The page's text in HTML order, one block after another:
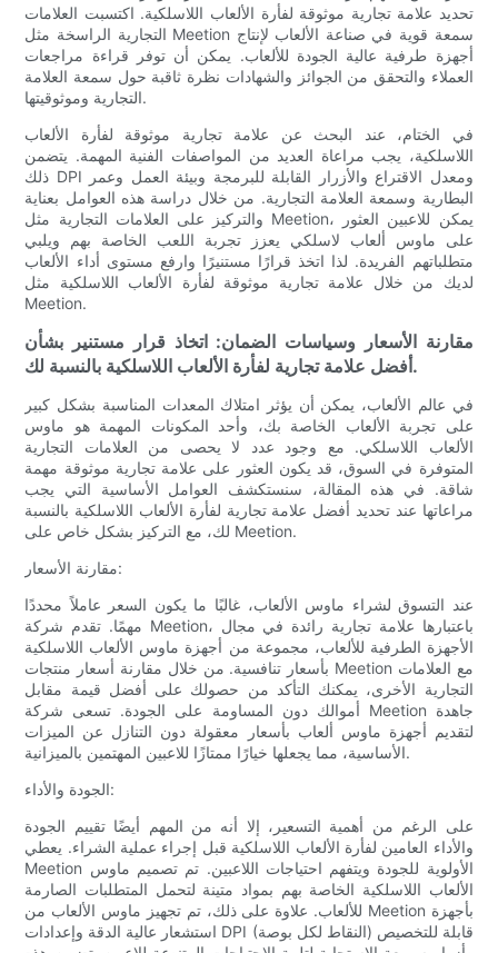
تحديد علامة تجارية موثوقة لفأرة الألعاب اللاسلكية. اكتسبت العلامات
التجارية الراسخة مثل Meetion سمعة قوية في صناعة الألعاب لإنتاج
أجهزة طرفية عالية الجودة للألعاب. يمكن أن توفر قراءة مراجعات
العملاء والتحقق من الجوائز والشهادات نظرة ثاقبة حول سمعة العلامة
التجارية وموثوقيتها.
في الختام، عند البحث عن علامة تجارية موثوقة لفأرة الألعاب
اللاسلكية، يجب مراعاة العديد من المواصفات الفنية المهمة. يتضمن
ذلك DPI ومعدل الاقتراع والأزرار القابلة للبرمجة وبيئة العمل وعمر
البطارية وسمعة العلامة التجارية. من خلال دراسة هذه العوامل بعناية
والتركيز على العلامات التجارية مثل Meetion، يمكن للاعبين العثور
على ماوس ألعاب لاسلكي يعزز تجربة اللعب الخاصة بهم ويلبي
متطلباتهم الفريدة. لذا اتخذ قرارًا مستنيرًا وارفع مستوى أداء الألعاب
لديك من خلال علامة تجارية موثوقة لفأرة الألعاب اللاسلكية مثل
Meetion.
مقارنة الأسعار وسياسات الضمان: اتخاذ قرار مستنير بشأن
أفضل علامة تجارية لفأرة الألعاب اللاسلكية بالنسبة لك.
في عالم الألعاب، يمكن أن يؤثر امتلاك المعدات المناسبة بشكل كبير
على تجربة الألعاب الخاصة بك، وأحد المكونات المهمة هو ماوس
الألعاب اللاسلكي. مع وجود عدد لا يحصى من العلامات التجارية
المتوفرة في السوق، قد يكون العثور على علامة تجارية موثوقة مهمة
شاقة. في هذه المقالة، سنستكشف العوامل الأساسية التي يجب
مراعاتها عند تحديد أفضل علامة تجارية لفأرة الألعاب اللاسلكية بالنسبة
لك، مع التركيز بشكل خاص على Meetion.
مقارنة الأسعار:
عند التسوق لشراء ماوس الألعاب، غالبًا ما يكون السعر عاملاً محددًا
مهمًا. تقدم شركة Meetion، باعتبارها علامة تجارية رائدة في مجال
الأجهزة الطرفية للألعاب، مجموعة من أجهزة ماوس الألعاب اللاسلكية
بأسعار تنافسية. من خلال مقارنة أسعار منتجات Meetion مع العلامات
التجارية الأخرى، يمكنك التأكد من حصولك على أفضل قيمة مقابل
أموالك دون المساومة على الجودة. تسعى شركة Meetion جاهدة
لتقديم أجهزة ماوس ألعاب بأسعار معقولة دون التنازل عن الميزات
الأساسية، مما يجعلها خيارًا ممتازًا للاعبين المهتمين بالميزانية.
الجودة والأداء:
على الرغم من أهمية التسعير، إلا أنه من المهم أيضًا تقييم الجودة
والأداء العامين لفأرة الألعاب اللاسلكية قبل إجراء عملية الشراء. يعطي
Meetion الأولوية للجودة ويتفهم احتياجات اللاعبين. تم تصميم ماوس
الألعاب اللاسلكية الخاصة بهم بمواد متينة لتحمل المتطلبات الصارمة
للألعاب. علاوة على ذلك، تم تجهيز ماوس الألعاب من Meetion بأجهزة
استشعار عالية الدقة وإعدادات DPI (النقاط لكل بوصة) قابلة للتخصيص